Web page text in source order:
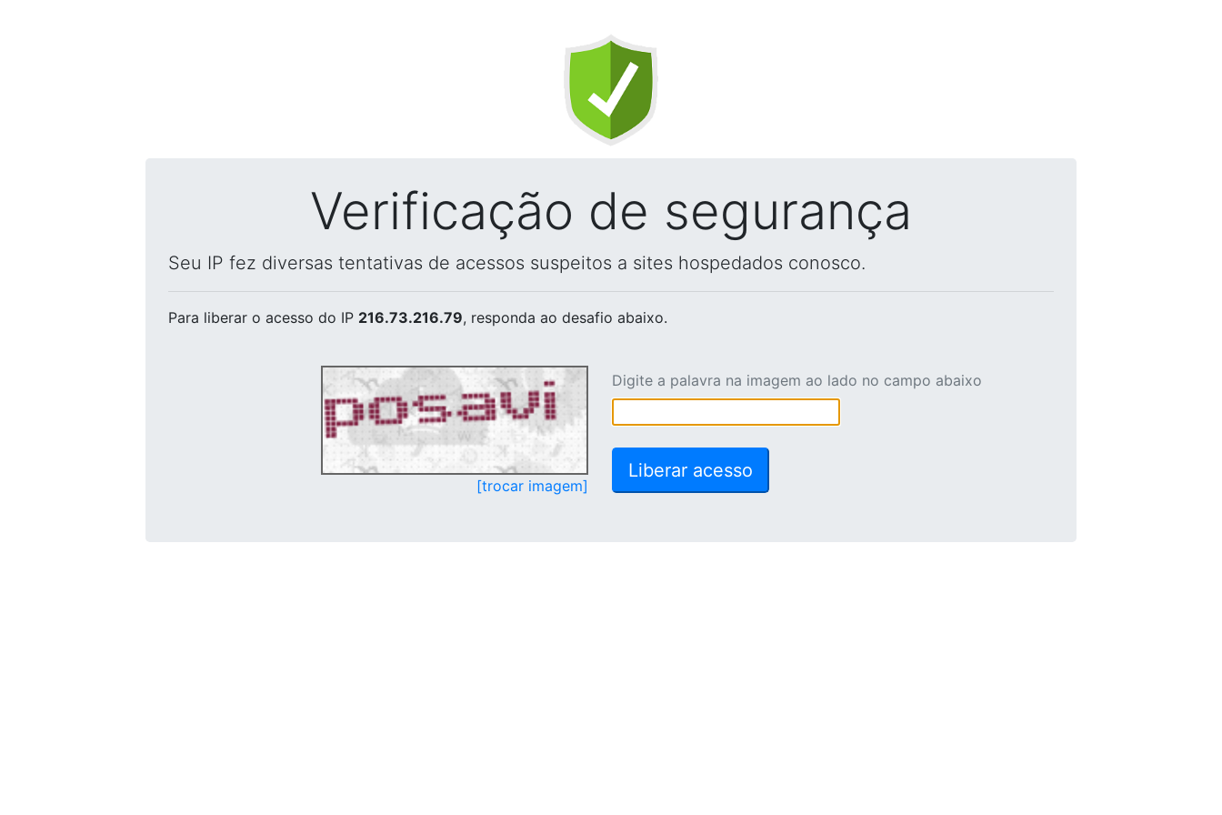
Verificação de segurança
Seu IP fez diversas tentativas de acessos suspeitos a sites hospedados conosco.
Para liberar o acesso do IP 216.73.216.79, responda ao desafio abaixo.
[trocar imagem]
Digite a palavra na imagem ao lado no campo abaixo